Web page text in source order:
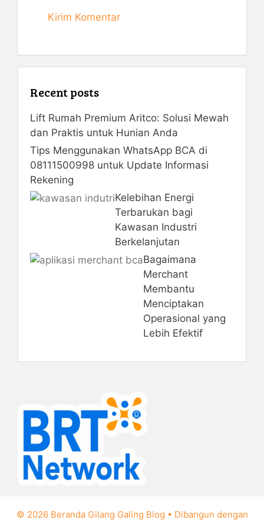
Recent posts
Lift Rumah Premium Aritco: Solusi Mewah
dan Praktis untuk Hunian Anda
Tips Menggunakan WhatsApp BCA di
08111500998 untuk Update Informasi
Rekening
Kelebihan Energi
Terbarukan bagi
Kawasan Industri
Berkelanjutan
Bagaimana
Merchant
Membantu
Menciptakan
Operasional yang
Lebih Efektif
© 2026 Beranda Gilang Galing Blog • Dibangun dengan